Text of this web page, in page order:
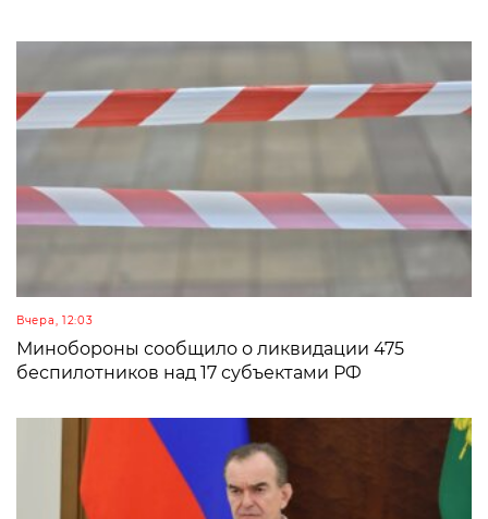
Вчера, 12:03
Минобороны сообщило о ликвидации 475
беспилотников над 17 субъектами РФ